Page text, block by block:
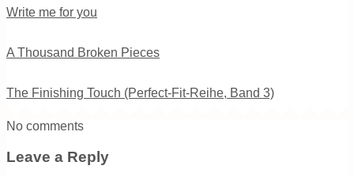
Write me for you
A Thousand Broken Pieces
The Finishing Touch (Perfect-Fit-Reihe, Band 3)
No comments
Leave a Reply